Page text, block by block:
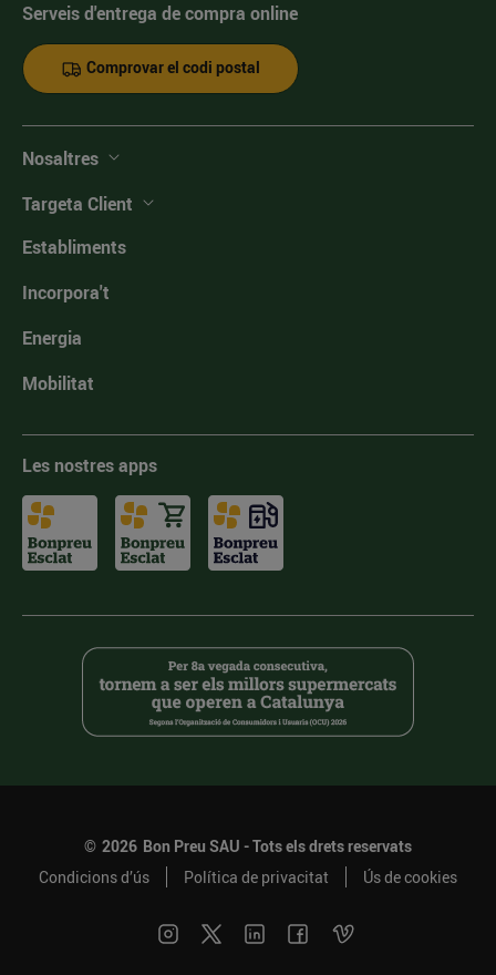
Serveis d'entrega de compra online
Comprovar el codi postal
Nosaltres
Targeta Client
Establiments
Incorpora't
Energia
Mobilitat
Les nostres apps
© 2026 Bon Preu SAU - Tots els drets reservats
Condicions d’ús
Política de privacitat Ús de cookies